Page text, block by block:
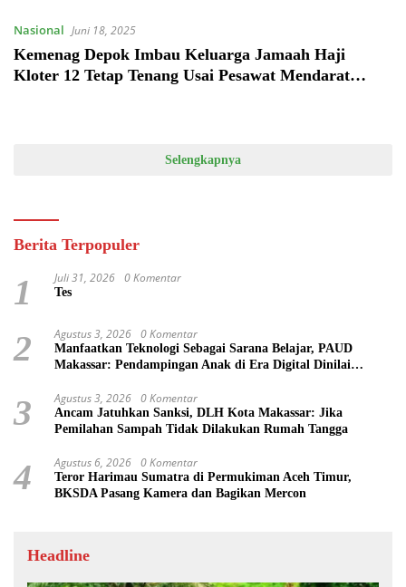
Nasional Juni 18, 2025
Kemenag Depok Imbau Keluarga Jamaah Haji
Kloter 12 Tetap Tenang Usai Pesawat Mendarat
Selengkapnya
Berita Terpopuler
1 Juli 31, 2026 0 Komentar
Tes
2 Agustus 3, 2026 0 Komentar
Manfaatkan Teknologi Sebagai Sarana Belajar, PAUD
Makassar: Pendampingan Anak di Era Digital Dinilai
3 Agustus 3, 2026 0 Komentar
Ancam Jatuhkan Sanksi, DLH Kota Makassar: Jika
Pemilahan Sampah Tidak Dilakukan Rumah Tangga
4 Agustus 6, 2026 0 Komentar
Teror Harimau Sumatra di Permukiman Aceh Timur,
BKSDA Pasang Kamera dan Bagikan Mercon
Headline